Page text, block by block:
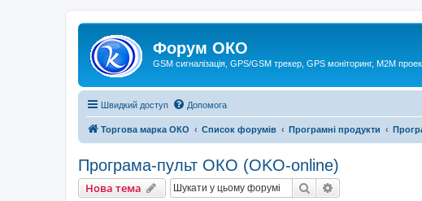
Форум ОКО
GSM сигналізація, GPS/GSM трекер, GPS моніторинг, М2М
Швидкий доступ Допомога
Торгова марка ОКО Список форумів Програмні продукти
Програма-пульт ОКО (OKO-online)
Нова тема Пошук